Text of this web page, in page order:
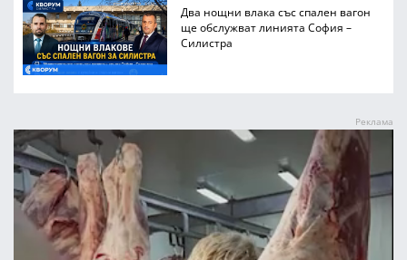
Два нощни влака със спален вагон
ще обслужват линията София –
Силистра